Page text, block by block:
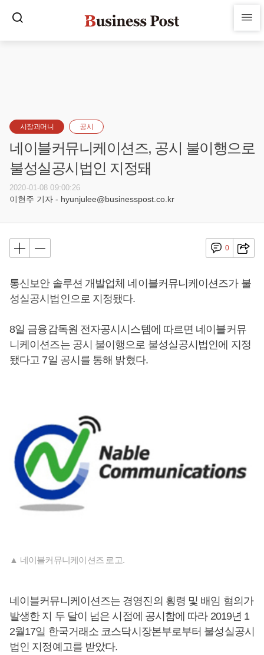
시장과머니 공시
네이블커뮤니케이션즈, 공시 불이행으로
불성실공시법인 지정돼
2020-01-08 09:00:26
이현주 기자 - hyunjulee@businesspost.co.kr
0
통신보안 솔루션 개발업체 네이블커뮤니케이션즈가 불
성실공시법인으로 지정됐다.
8일 금융감독원 전자공시시스템에 따르면 네이블커뮤
니케이션즈는 공시 불이행으로 불성실공시법인에 지정
됐다고 7일 공시를 통해 밝혔다.
▲ 네이블커뮤니케이션즈 로고.
네이블커뮤니케이션즈는 경영진의 횡령 및 배임 혐의가
발생한 지 두 달이 넘은 시점에 공시함에 따라 2019년 1
2월17일 한국거래소 코스닥시장본부로부터 불성실공시
법인 지정예고를 받았다.